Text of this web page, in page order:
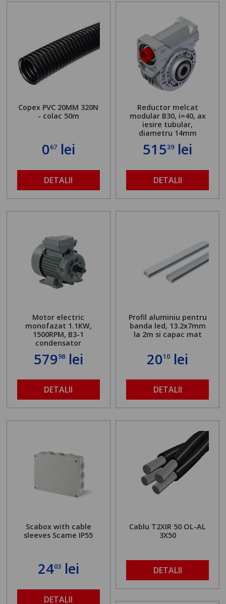
Copex PVC 20MM 320N
- colac 50m
067lei
DETALII
Reductor melcat
modular B30, i=40, ax
iesire tubular,
diametru 14mm
51539lei
DETALII
Motor electric
monofazat 1.1KW,
1500RPM, B3-1
condensator
57998lei
DETALII
Profil aluminiu pentru
banda led, 13.2x7mm
la 2m si capac mat
2010 lei
DETALII
Scabox with cable
sleeves Scame IP55
2403lei
DETALII
Cablu T2XIR 50 OL-AL
3X50
DETALII